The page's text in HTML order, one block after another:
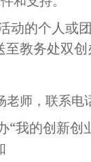
动的个人或
教务处双创
老师，联系电
“我的创新创